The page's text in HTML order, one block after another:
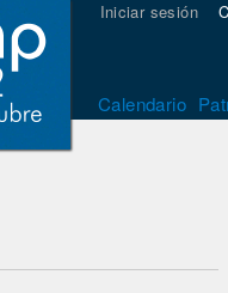
Iniciar sesión
Calendario